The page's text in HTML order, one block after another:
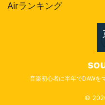
Airランキング
音楽初心者に半年でDAWを
©